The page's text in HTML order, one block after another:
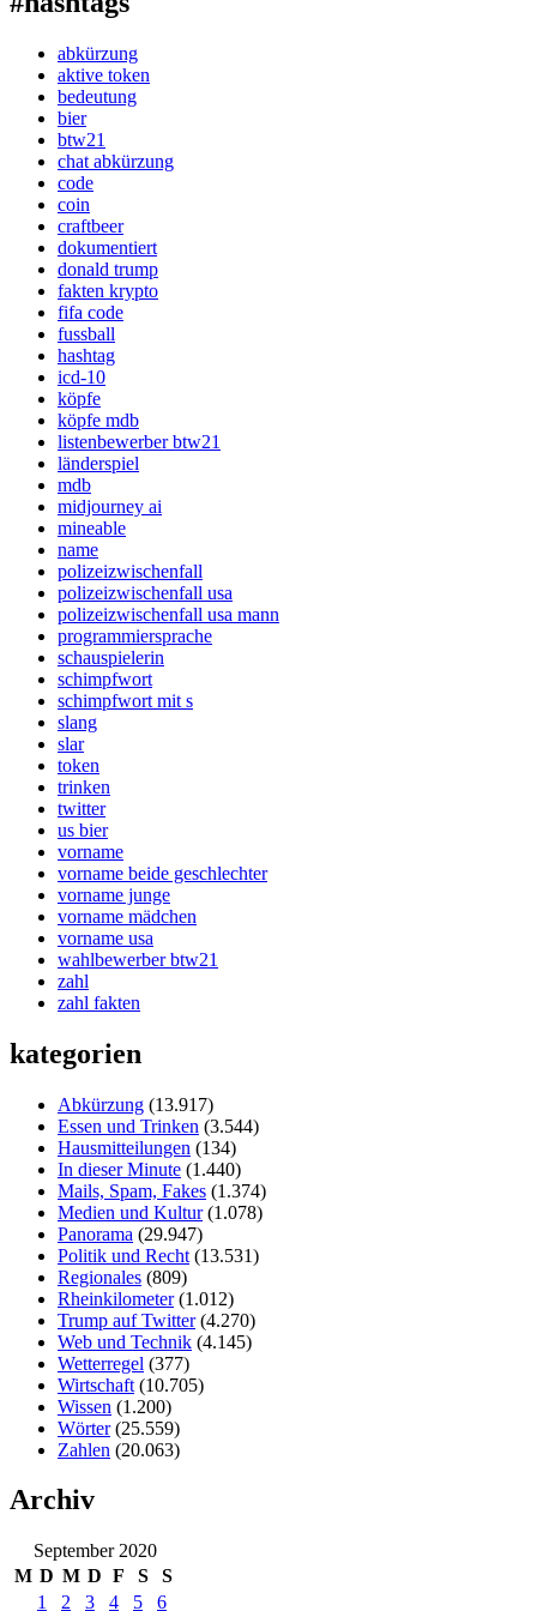
abkürzung
aktive token
bedeutung
bier
btw21
chat abkürzung
code
coin
craftbeer
dokumentiert
donald trump
fakten krypto
fifa code
fussball
hashtag
icd-10
köpfe
köpfe mdb
listenbewerber btw21
länderspiel
mdb
midjourney ai
mineable
name
polizeizwischenfall
polizeizwischenfall usa
polizeizwischenfall usa mann
programmiersprache
schauspielerin
schimpfwort
schimpfwort mit s
slang
slar
token
trinken
twitter
us bier
vorname
vorname beide geschlechter
vorname junge
vorname mädchen
vorname usa
wahlbewerber btw21
zahl
zahl fakten
kategorien
Abkürzung (13.917)
Essen und Trinken (3.544)
Hausmitteilungen (134)
In dieser Minute (1.440)
Mails, Spam, Fakes (1.374)
Medien und Kultur(1.078)
Panorama (29.947)
Politik und Recht (13.531)
Regionales (809)
Rheinkilometer(1.012)
Trump auf Twitter(4.270)
Web und Technik (4.145)
Wetterregel (377)
Wirtschaft (10.705)
Wissen (1.200)
Wörter(25.559)
Zahlen (20.063)
Archiv
September 2020
M D M D F S
S
1
2 3 4 5 6